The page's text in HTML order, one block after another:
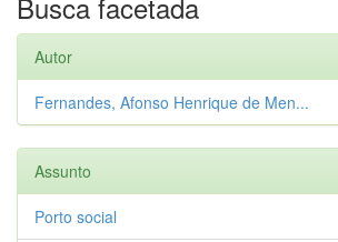
Autor
Fernandes, Afonso Henrique de Men...
Assunto
Porto social